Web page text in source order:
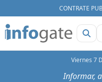
CONTRATE
Viernes 7
Informar,